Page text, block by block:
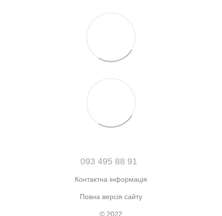
093 495 88 91
Контактна інформація
Повна версія сайту
© 2022